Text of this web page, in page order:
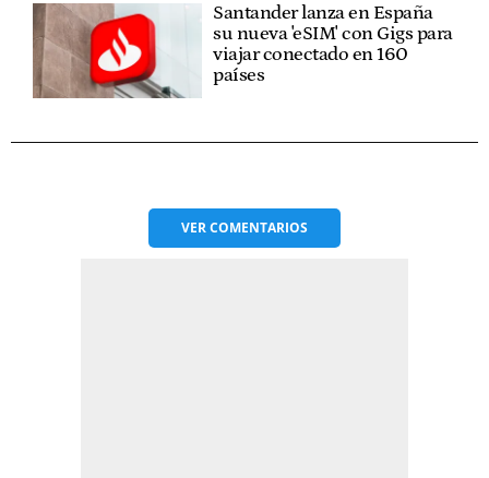
Santander lanza en España
su nueva 'eSIM' con Gigs para
viajar conectado en 160
países
VERCOMENTARIOS